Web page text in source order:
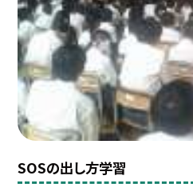
SOSの出し方学習